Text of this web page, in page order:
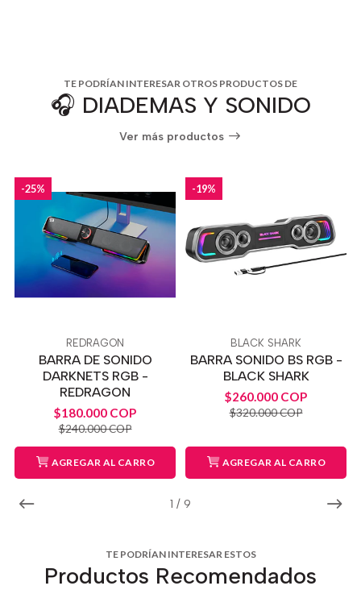
TE PODRÍAN INTERESAR OTROS PRODUCTOS DE
🎧 DIADEMAS Y SONIDO
Ver más productos
1 / 9
-25%
REDRAGON
BARRA DE SONIDO
DARKNETS RGB -
REDRAGON
$180.000 COP
$240.000 COP
AGREGAR AL CARRO
-19%
BLACK SHARK
BARRA SONIDO BS RGB -
BLACK SHARK
$260.000 COP
$320.000 COP
AGREGAR AL CARRO
TE PODRÍAN INTERESAR ESTOS
Productos Recomendados